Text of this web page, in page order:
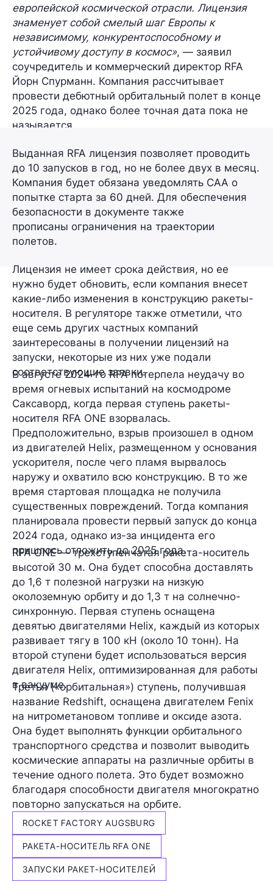
европейской космической отрасли. Лицензия
знаменует собой смелый шаг Европы к
независимому, конкурентоспособному и
устойчивому доступу в космос», — заявил
соучредитель и коммерческий директор RFA
Йорн Спурманн. Компания рассчитывает
провести дебютный орбитальный полет в конце
2025 года, однако более точная дата пока не
называется.
Выданная RFA лицензия позволяет проводить
до 10 запусков в год, но не более двух в месяц.
Компания будет обязана уведомлять CAA о
попытке старта за 60 дней. Для обеспечения
безопасности в документе также
прописаны ограничения на траектории
полетов.
Лицензия не имеет срока действия, но ее
нужно будет обновить, если компания внесет
какие-либо изменения в конструкцию ракеты-
носителя. В регуляторе также отметили, что
еще семь других частных компаний
заинтересованы в получении лицензий на
запуски, некоторые из них уже подали
соответствующие заявки.
В августе 2024-го RFA потерпела неудачу во
время огневых испытаний на космодроме
Саксаворд, когда первая ступень ракеты-
носителя RFA ONE взорвалась.
Предположительно, взрыв произошел в одном
из двигателей Helix, размещенном у основания
ускорителя, после чего пламя вырвалось
наружу и охватило всю конструкцию. В то же
время стартовая площадка не получила
существенных повреждений. Тогда компания
планировала провести первый запуск до конца
2024 года, однако из-за инцидента его
пришлось отложить до 2025 года.
RFA ONE— трехступенчатая ракета-носитель
высотой 30 м. Она будет способна доставлять
до 1,6 т полезной нагрузки на низкую
околоземную орбиту и до 1,3 т на солнечно-
синхронную. Первая ступень оснащена
девятью двигателями Helix, каждый из которых
развивает тягу в 100 кН (около 10 тонн). На
второй ступени будет использоваться версия
двигателя Helix, оптимизированная для работы
в вакууме.
Третья («орбитальная») ступень, получившая
название Redshift, оснащена двигателем Fenix
на нитрометановом топливе и оксиде азота.
Она будет выполнять функции орбитального
транспортного средства и позволит выводить
космические аппараты на различные орбиты в
течение одного полета. Это будет возможно
благодаря способности двигателя многократно
повторно запускаться на орбите.
ROCKET FACTORY AUGSBURG
РАКЕТА-НОСИТЕЛЬ RFA ONE
ЗАПУСКИ РАКЕТ-НОСИТЕЛЕЙ